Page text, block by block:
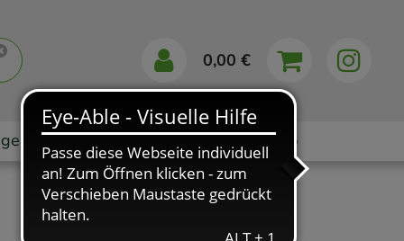
0,00 €
Markenshops Ratgeber App